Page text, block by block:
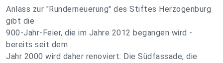
Anlass zur "Runderneuerung" des Stiftes Herzogenburg
gibt die
900-Jahr-Feier, die im Jahre 2012 begangen wird -
bereits seit dem
Jahr 2000 wird daher renoviert: Die Südfassade, die